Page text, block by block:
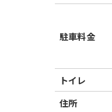
駐車料金
トイレ
住所